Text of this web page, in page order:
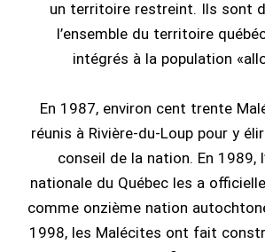
un territoire restreint. Ils sont
l’ensemble du territoire
intégrés à la population
En 1987, environ cent trente
réunis à Rivière-du-Loup pour y
conseil de la nation. En 1989,
nationale du Québec les a
comme onzième nation
1998, les Malécites ont fait